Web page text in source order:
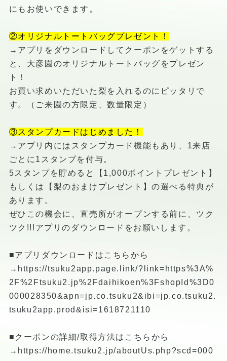
にもお使いできます。
②オリジナルトートバッグプレゼント！
→アプリをダウンロードしてクーポンをゲットする
と、大彦園のオリジナルトートバッグをプレゼン
ト！
お買い求めいただいた梨を入れるのにピッタリで
す。（ご来園の方限定、数量限定）
③スタンプカードはじめました！
→アプリ内にはスタンプカード機能もあり、1来店
ごとに1スタンプを付与。
5スタンプを貯めると【1,000ポイントプレゼント】
もしくは【梨のおまけプレゼント】の選べる特典が
あります。
ぜひこの機会に、直売所がオープンする前に、ツク
ツク!!!アプリのダウンロードをお願いします。
■アプリダウンロードはこちらから
→ https://tsuku2app.page.link/?link=https%3A%
2F%2Ftsuku2.jp%2Fdaihikoen%3FshopId%3D0
000028350&apn=jp.co.tsuku2&ibi=jp.co.tsuku2.
tsuku2app.prod&isi=1618721110
■クーポンの詳細/取得方法はこちらから
→https://home.tsuku2.jp/aboutUs.php?scd=000